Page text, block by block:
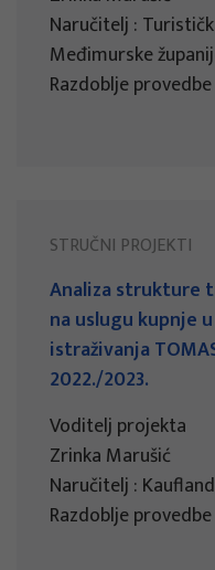
Naručitelj :
Međimurske
Razdoblje
STRUČNI PROJEKTI
Analiza strukture
na uslugu kupnje
istraživanja
2022./2023.
Voditelj projekta
Zrinka Marušić
Naručitelj :
Razdoblje